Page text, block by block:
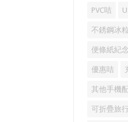
PVC咭
不銹鋼冰粒
便條紙紀
優惠咭
其他手機
可折疊旅